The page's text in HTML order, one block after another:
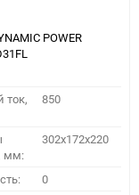
POWER
ток,
850
мм:
302x172x220
0